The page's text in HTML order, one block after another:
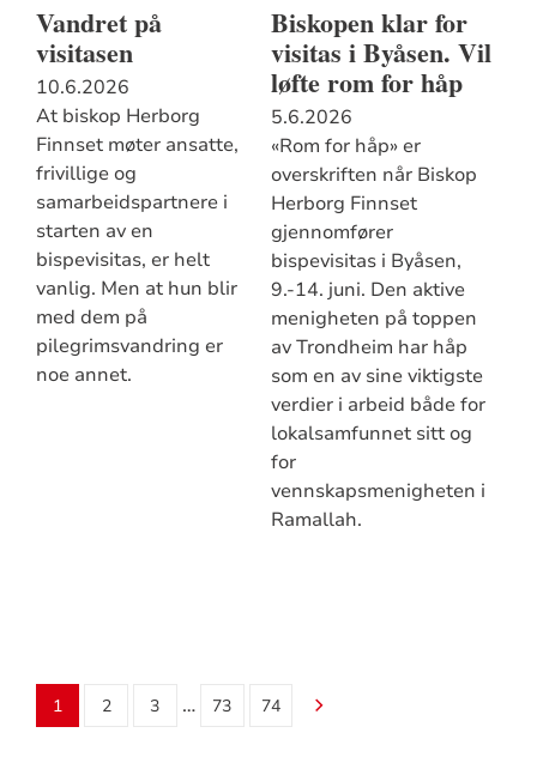
Vandret på
visitasen
10.6.2026
At biskop Herborg
Finnset møter ansatte,
frivillige og
samarbeidspartnere i
starten av en
bispevisitas, er helt
vanlig. Men at hun blir
med dem på
pilegrimsvandring er
noe annet.
Biskopen klar for
visitas i Byåsen. Vil
løfte rom for håp
5.6.2026
«Rom for håp» er
overskriften når Biskop
Herborg Finnset
gjennomfører
bispevisitas i Byåsen,
9.-14. juni. Den aktive
menigheten på toppen
av Trondheim har håp
som en av sine viktigste
verdier i arbeid både for
lokalsamfunnet sitt og
for
vennskapsmenigheten i
Ramallah.
1 2 3 … 73 74